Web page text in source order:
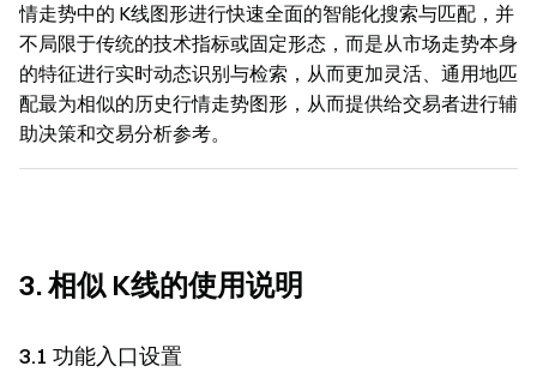
情走势中的 K线图形进行快速全面的智能化搜索与匹配，并
不局限于传统的技术指标或固定形态，而是从市场走势本身
的特征进行实时动态识别与检索，从而更加灵活、通用地匹
配最为相似的历史行情走势图形，从而提供给交易者进行辅
助决策和交易分析参考。
3. 相似 K线的使用说明
3.1 功能入口设置